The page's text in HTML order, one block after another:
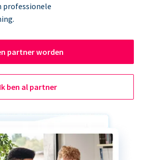
professionele
partner worden
Ik ben al partner